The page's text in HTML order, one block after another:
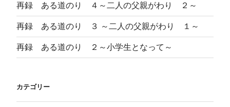
再録 ある道のり ４～二人の父親がわり ２～
再録 ある道のり ３ ～二人の父親がわり １～
再録 ある道のり ２～小学生となって～
カテゴリー